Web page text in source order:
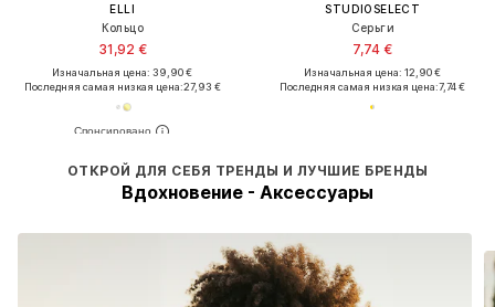
ELLI
Кольцо
31,92 €
Изначальная цена: 39,90 €
Последняя самая низкая цена:27,93 €
STUDIOSELECT
Серьги
7,74 €
Изначальная цена: 12,90 €
Последняя самая низкая цена:7,74 €
ОТКРОЙ ДЛЯ СЕБЯ ТРЕНДЫ И ЛУЧШИЕ БРЕНДЫ
Вдохновение - Аксессуары